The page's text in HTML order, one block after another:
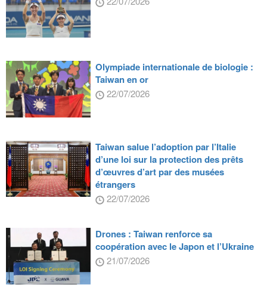
Olympiade internationale de biologie :
Taiwan en or
22/07/2026
Taiwan salue l’adoption par l’Italie
d’une loi sur la protection des prêts
d’œuvres d’art par des musées
étrangers
22/07/2026
Drones : Taiwan renforce sa
coopération avec le Japon et l’Ukraine
21/07/2026